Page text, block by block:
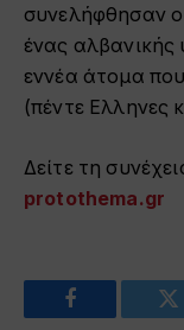
συνελήφθησαν
ένας
εννέα άτομα
(πέντε Ελληνες
Δείτε τη
protothema.gr
Facebook